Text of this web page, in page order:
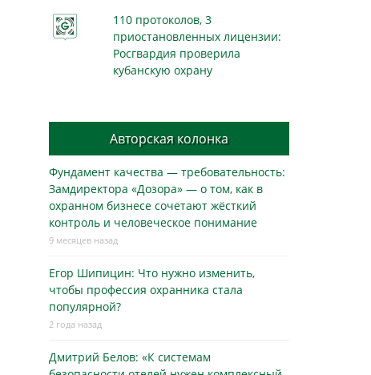
110 протоколов, 3
приостановленных лицензии:
Росгвардия проверила
кубанскую охрану
Авторская колонка
Фундамент качества — требовательность:
Замдиректора «Дозора» — о том, как в
охранном бизнесe сочетают жёсткий
контроль и человеческое понимание
9 месяцев назад
Егор Шипицин: Что нужно изменить,
чтобы профессия охранника стала
популярной?
2 года назад
Дмитрий Белов: «К системам